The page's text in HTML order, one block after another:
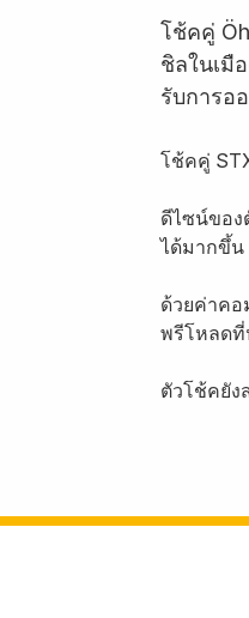
โช้คคู่
ชิลในเมื
รับการอ
โช้คคู่
ดีไซน์ของ
ได้มากขึ้น
ด้วยค่าคอ
พรีโหลดที่
ตัวโช้คยั